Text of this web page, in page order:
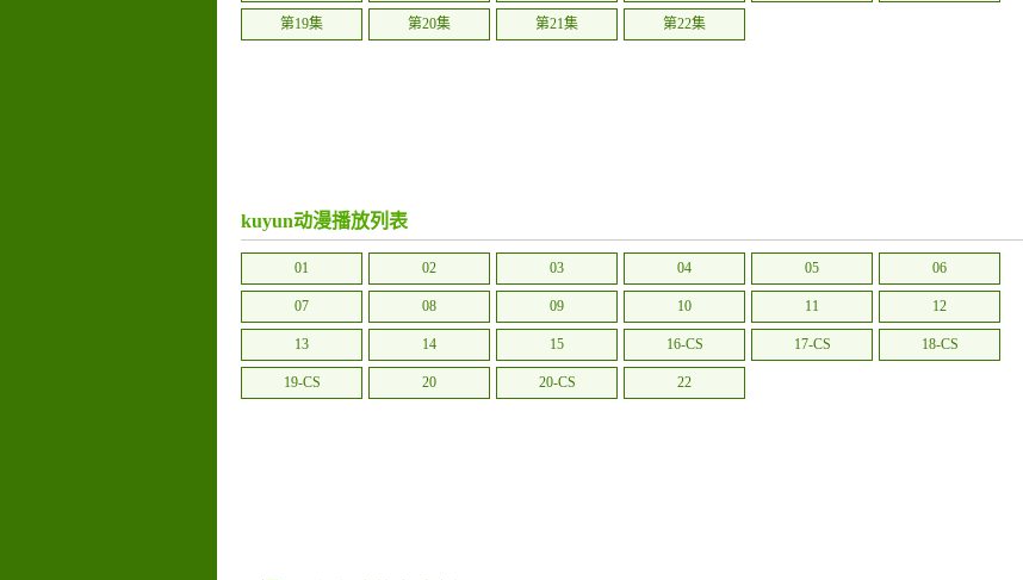
第19集 第20集 第21集 第22集
kuyun动漫播放列表
01 02 03 04 05 06
07 08 09 10 11 12
13 14 15 16-CS 17-CS 18-CS
19-CS 20 20-CS 22